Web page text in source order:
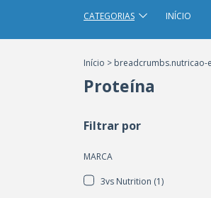
CATEGORIAS INÍCIO
Início > breadcrumbs.nutricao-
Proteína
Filtrar por
MARCA
3vs Nutrition (1)